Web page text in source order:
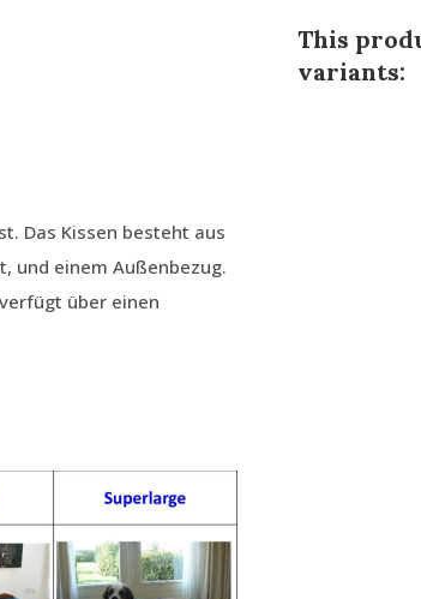
This
variants:
Das Kissen besteht aus
und einem Außenbezug.
über einen